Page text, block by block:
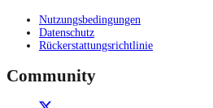
Nutzungsbedingungen
Datenschutz
Rückerstattungsrichtlinie
Community